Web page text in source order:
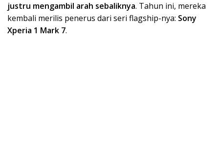
justru mengambil arah sebaliknya. Tahun ini, mereka
kembali merilis penerus dari seri flagship-nya: Sony
Xperia 1 Mark 7.